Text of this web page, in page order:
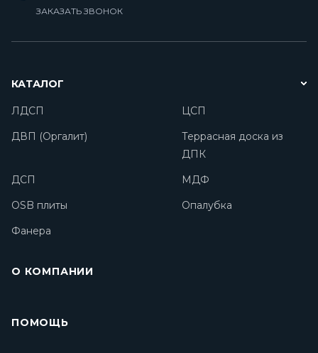
ЗАКАЗАТЬ ЗВОНОК
КАТАЛОГ
ЛДСП
ЦСП
ДВП (Оргалит)
Террасная доска из
ДПК
ДСП
МДФ
OSB плиты
Опалубка
Фанера
О КОМПАНИИ
ПОМОЩЬ